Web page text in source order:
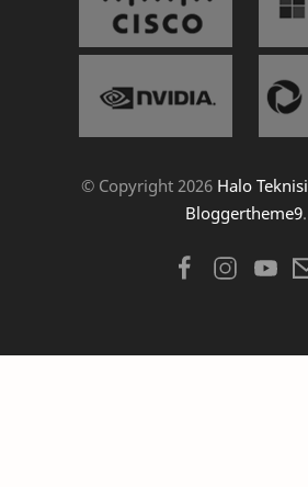
© Copyright 2026 Halo Teknisi
Bloggertheme9.